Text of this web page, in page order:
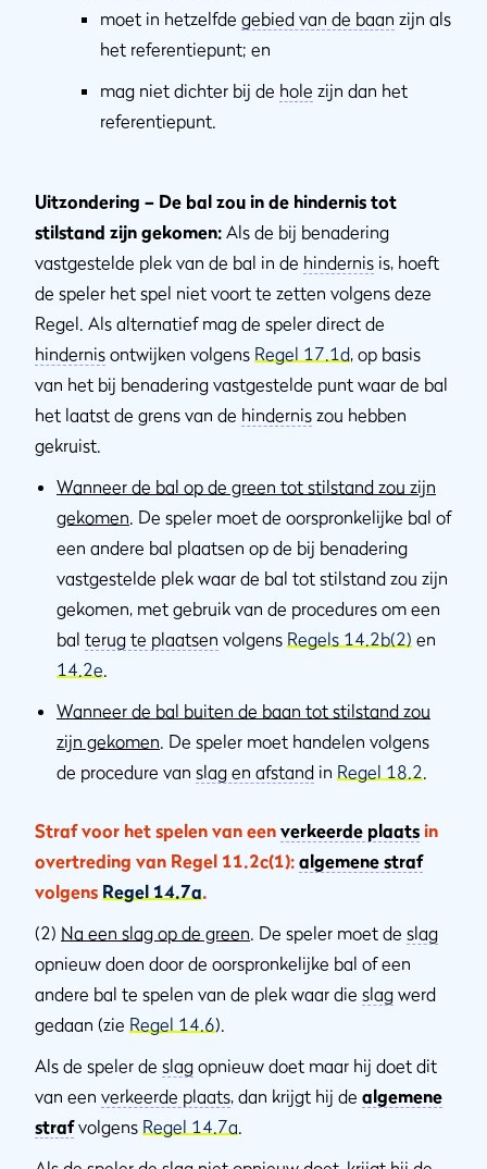
moet in hetzelfde gebied van de baan zijn als
het referentiepunt; en
mag niet dichter bij de hole zijn dan het
referentiepunt.
Uitzondering – De bal zou in de hindernis tot
stilstand zijn gekomen: Als de bij benadering
vastgestelde plek van de bal in de hindernis is, hoeft
de speler het spel niet voort te zetten volgens deze
Regel. Als alternatief mag de speler direct de
hindernis ontwijken volgens Regel 17.1d, op basis
van het bij benadering vastgestelde punt waar de bal
het laatst de grens van de hindernis zou hebben
gekruist.
Wanneer de bal op de green tot stilstand zou zijn
gekomen. De speler moet de oorspronkelijke bal of
een andere bal plaatsen op de bij benadering
vastgestelde plek waar de bal tot stilstand zou zijn
gekomen, met gebruik van de procedures om een
bal terug te plaatsen volgens Regels 14.2b(2) en
14.2e.
Wanneer de bal buiten de baan tot stilstand zou
zijn gekomen. De speler moet handelen volgens
de procedure van slag en afstand in Regel 18.2.
Straf voor het spelen van een verkeerde plaats in
overtreding van Regel 11.2c(1): algemene straf
volgens Regel 14.7a.
(2) Na een slag op de green. De speler moet de slag
opnieuw doen door de oorspronkelijke bal of een
andere bal te spelen van de plek waar die slag werd
gedaan (zie Regel 14.6).
Als de speler de slag opnieuw doet maar hij doet dit
van een verkeerde plaats, dan krijgt hij de algemene
strafvolgens Regel 14.7a.